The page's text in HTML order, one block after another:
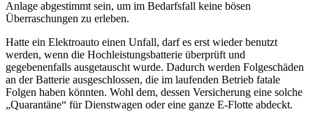
Anlage abgestimmt sein, um im Bedarfsfall keine bösen
Überraschungen zu erleben.
Hatte ein Elektroauto einen Unfall, darf es erst wieder benutzt
werden, wenn die Hochleistungsbatterie überprüft und
gegebenenfalls ausgetauscht wurde. Dadurch werden Folgeschäden
an der Batterie ausgeschlossen, die im laufenden Betrieb fatale
Folgen haben könnten. Wohl dem, dessen Versicherung eine solche
„Quarantäne“ für Dienstwagen oder eine ganze E-Flotte abdeckt.